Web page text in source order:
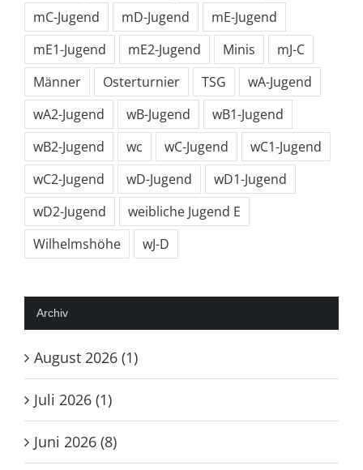
mC-Jugend
mD-Jugend
mE-Jugend
mE1-Jugend
mE2-Jugend Minis
mJ-C
Männer
Osterturnier TSG
wA-Jugend
wA2-Jugend
wB-Jugend
wB1-Jugend
wB2-Jugend
wc wC-Jugend
wC1-Jugend
wC2-Jugend
wD-Jugend
wD1-Jugend
wD2-Jugend
weibliche Jugend E
Wilhelmshöhe
wJ-D
Archiv
August 2026 (1)
Juli 2026 (1)
Juni 2026 (8)